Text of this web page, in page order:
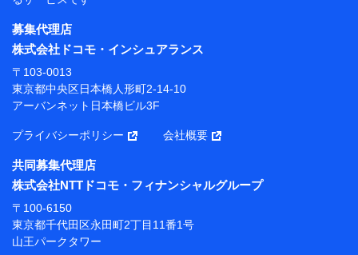
株式会社NTTドコモ・フィナンシャルグループ
【利用目的】
当社または株式会社NTTドコモ・フィナンシャルグルー
プが提供する保険関連サービスにおけるユーザー登録受
付および管理のため
当社または株式会社NTTドコモ・フィナンシャルグルー
携会社の保険その他に関する情報を提供するため、また
維持管理等の委託業務遂行のため、またそれらに付帯、
関連する当社または株式会社NTTドコモ・フィナンシャ
ルグループおよび提携会社のサービスを案内、提供する
ため
（各サービスで取得したサービス利用履歴、ウェブサイ
トの閲覧履歴、購買履歴、ご契約内容等のパーソナルデ
ータを分析して、お客さまの趣味・嗜好・傾向に応じた
募集代理店
株式会社ドコモ・インシュアランス
〒103-0013
東京都中央区日本橋人形町2-14-10
アーバンネット日本橋ビル3F
プライバシーポリシー 会社概要
共同募集代理店
株式会社NTTドコモ・フィナンシャルグループ
〒100-6150
東京都千代田区永田町2丁目11番1号
山王パークタワー